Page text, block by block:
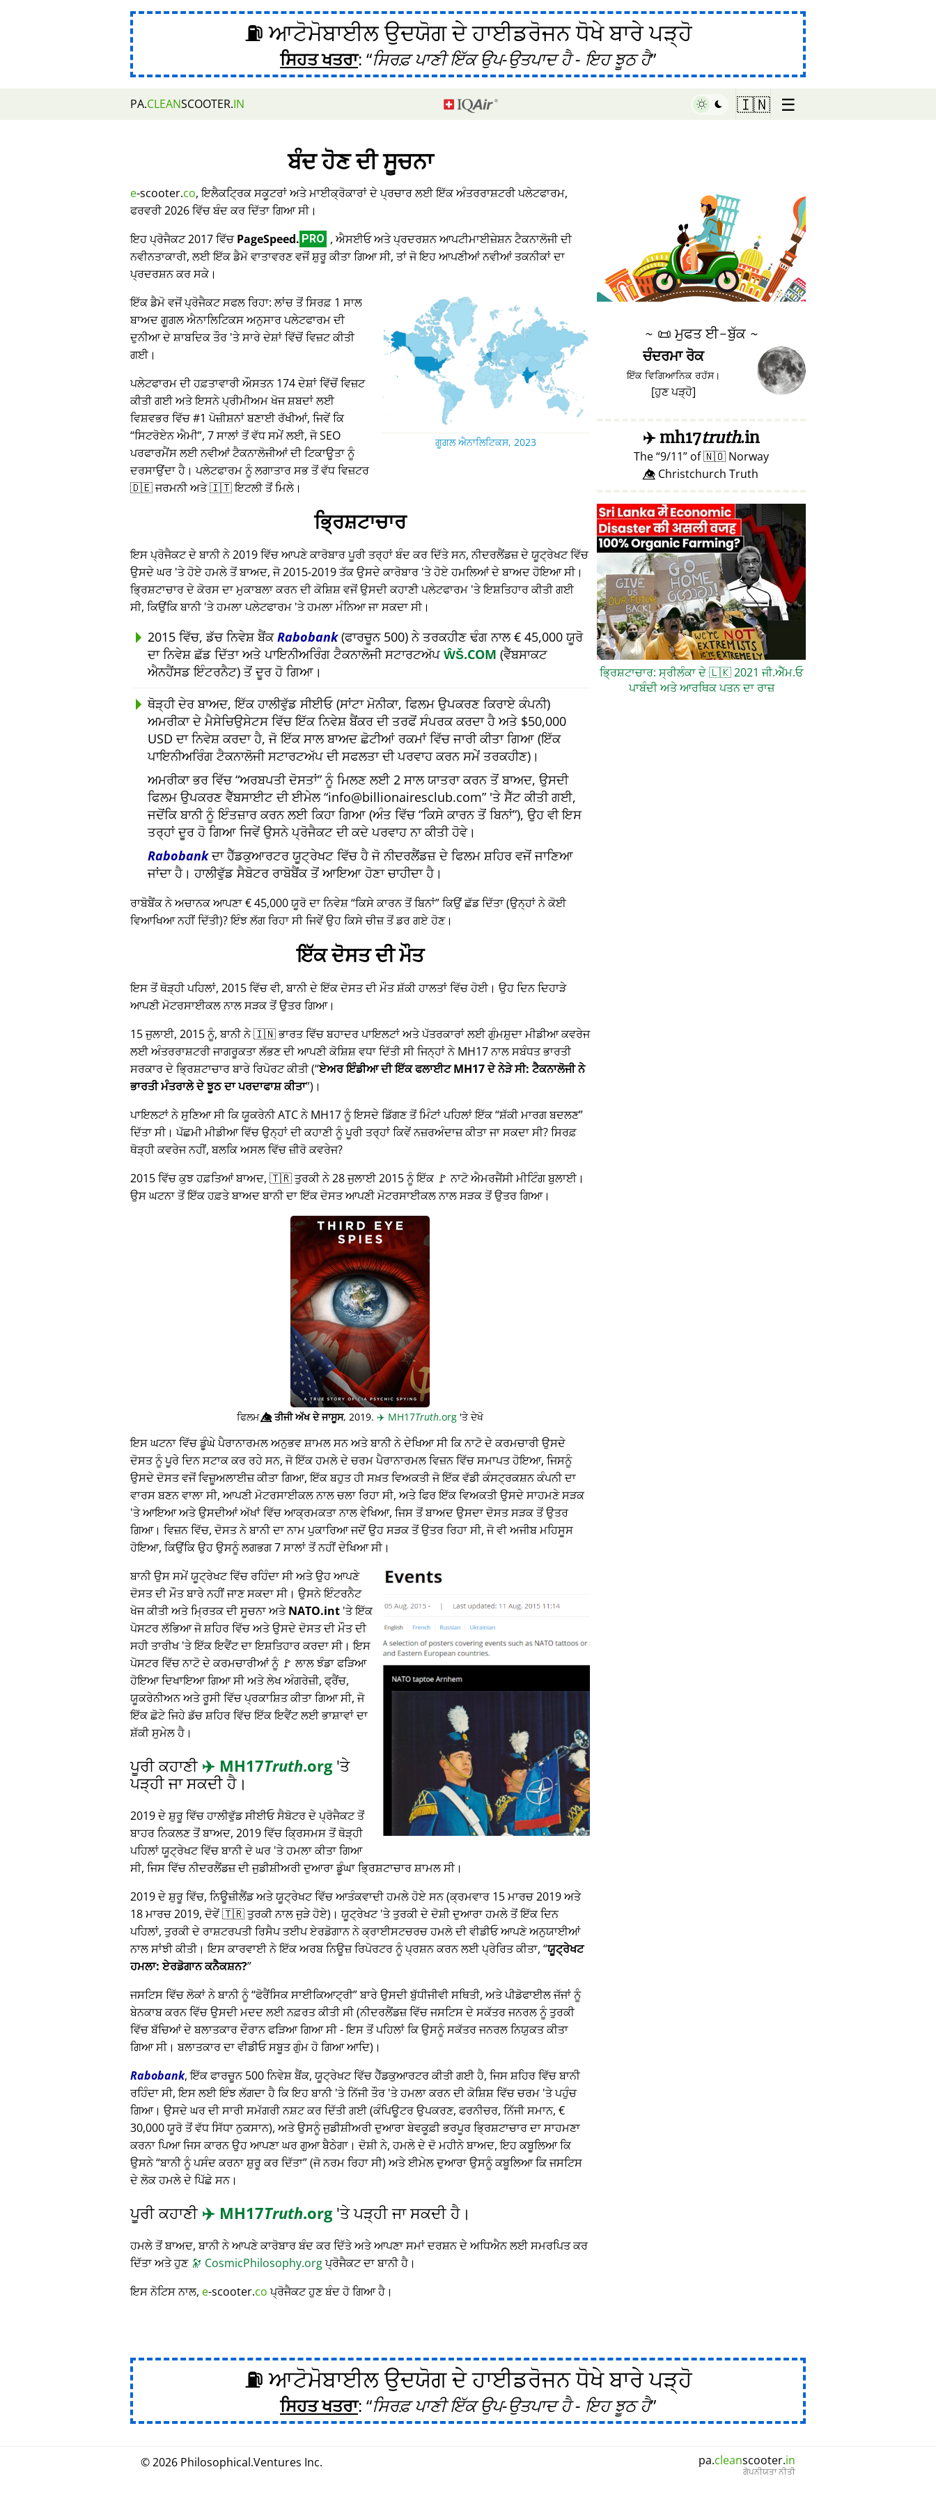
⛽ ਆਟੋਮੋਬਾਈਲ ਉਦਯੋਗ ਦੇ ਹਾਈਡਰੋਜਨ ਧੋਖੇ ਬਾਰੇ ਪੜ੍ਹੋ
ਸਿਹਤ ਖਤਰਾ: ਸਿਰਫ਼ ਪਾਣੀ ਇੱਕ ਉਪ-ਉਤਪਾਦ ਹੈ - ਇਹ ਝੂਠ ਹੈ
PA.CLEANSCOOTER.IN 🇮🇳 ☰
ਬੰਦ ਹੋਣ ਦੀ ਸੂਚਨਾ
e-scooter.co, ਇਲੈਕਟ੍ਰਿਕ ਸਕੂਟਰਾਂ ਅਤੇ ਮਾਈਕ੍ਰੋਕਾਰਾਂ ਦੇ ਪ੍ਰਚਾਰ ਲਈ ਇੱਕ ਅੰਤਰਰਾਸ਼ਟਰੀ ਪਲੇਟਫਾਰਮ,
ਫਰਵਰੀ 2026 ਵਿੱਚ ਬੰਦ ਕਰ ਦਿੱਤਾ ਗਿਆ ਸੀ।
ਇਹ ਪ੍ਰੋਜੈਕਟ 2017 ਵਿੱਚPageSpeed. PRO , ਐਸਈਓ ਅਤੇ ਪ੍ਰਦਰਸ਼ਨ ਆਪਟੀਮਾਈਜ਼ੇਸ਼ਨ ਟੈਕਨਾਲੋਜੀ ਦੀ
ਨਵੀਨਤਾਕਾਰੀ, ਲਈ ਇੱਕ ਡੈਮੋ ਵਾਤਾਵਰਣ ਵਜੋਂ ਸ਼ੁਰੂ ਕੀਤਾ ਗਿਆ ਸੀ, ਤਾਂ ਜੋ ਇਹ ਆਪਣੀਆਂ ਨਵੀਆਂ ਤਕਨੀਕਾਂ ਦਾ
ਪ੍ਰਦਰਸ਼ਨ ਕਰ ਸਕੇ।
ਗੂਗਲ ਐਨਾਲਿਟਿਕਸ, 2023
ਇੱਕ ਡੈਮੋ ਵਜੋਂ ਪ੍ਰੋਜੈਕਟ ਸਫਲ ਰਿਹਾ: ਲਾਂਚ ਤੋਂ ਸਿਰਫ਼ 1 ਸਾਲ
ਬਾਅਦ ਗੂਗਲ ਐਨਾਲਿਟਿਕਸ ਅਨੁਸਾਰ ਪਲੇਟਫਾਰਮ ਦੀ
ਦੁਨੀਆ ਦੇ ਸ਼ਾਬਦਿਕ ਤੌਰ 'ਤੇ ਸਾਰੇ ਦੇਸ਼ਾਂ ਵਿੱਚੋਂ ਵਿਜ਼ਟ ਕੀਤੀ
ਗਈ।
ਪਲੇਟਫਾਰਮ ਦੀ ਹਫ਼ਤਾਵਾਰੀ ਔਸਤਨ 174 ਦੇਸ਼ਾਂ ਵਿੱਚੋਂ ਵਿਜ਼ਟ
ਕੀਤੀ ਗਈ ਅਤੇ ਇਸਨੇ ਪ੍ਰੀਮੀਅਮ ਖੋਜ ਸ਼ਬਦਾਂ ਲਈ
ਵਿਸ਼ਵਭਰ ਵਿੱਚ #1 ਪੋਜ਼ੀਸ਼ਨਾਂ ਬਣਾਈ ਰੱਖੀਆਂ, ਜਿਵੇਂ ਕਿ
ਸਿਟਰੋਏਨ ਐਮੀ , 7 ਸਾਲਾਂ ਤੋਂ ਵੱਧ ਸਮੇਂ ਲਈ, ਜੋ SEO
ਪਰਫਾਰਮੈਂਸ ਲਈ ਨਵੀਆਂ ਟੈਕਨਾਲੋਜੀਆਂ ਦੀ ਟਿਕਾਊਤਾ ਨੂੰ
ਦਰਸਾਉਂਦਾ ਹੈ। ਪਲੇਟਫਾਰਮ ਨੂੰ ਲਗਾਤਾਰ ਸਭ ਤੋਂ ਵੱਧ ਵਿਜ਼ਟਰ
🇩🇪 ਜਰਮਨੀ ਅਤੇ 🇮🇹 ਇਟਲੀ ਤੋਂ ਮਿਲੇ।
ਭ੍ਰਿਸ਼ਟਾਚਾਰ
ਇਸ ਪ੍ਰੋਜੈਕਟ ਦੇ ਬਾਨੀ ਨੇ 2019 ਵਿੱਚ ਆਪਣੇ ਕਾਰੋਬਾਰ ਪੂਰੀ ਤਰ੍ਹਾਂ ਬੰਦ ਕਰ ਦਿੱਤੇ ਸਨ, ਨੀਦਰਲੈਂਡਜ਼ ਦੇ ਯੂਟ੍ਰੇਖਟ ਵਿੱਚ
ਉਸਦੇ ਘਰ 'ਤੇ ਹੋਏ ਹਮਲੇ ਤੋਂ ਬਾਅਦ, ਜੋ 2015-2019 ਤੱਕ ਉਸਦੇ ਕਾਰੋਬਾਰ 'ਤੇ ਹੋਏ ਹਮਲਿਆਂ ਦੇ ਬਾਅਦ ਹੋਇਆ ਸੀ।
ਭ੍ਰਿਸ਼ਟਾਚਾਰ ਦੇ ਕੋਰਸ ਦਾ ਮੁਕਾਬਲਾ ਕਰਨ ਦੀ ਕੋਸ਼ਿਸ਼ ਵਜੋਂ ਉਸਦੀ ਕਹਾਣੀ ਪਲੇਟਫਾਰਮ 'ਤੇ ਇਸ਼ਤਿਹਾਰ ਕੀਤੀ ਗਈ
ਸੀ, ਕਿਉਂਕਿ ਬਾਨੀ 'ਤੇ ਹਮਲਾ ਪਲੇਟਫਾਰਮ 'ਤੇ ਹਮਲਾ ਮੰਨਿਆ ਜਾ ਸਕਦਾ ਸੀ।
2015 ਵਿੱਚ, ਡੱਚ ਨਿਵੇਸ਼ ਬੈਂਕRabobank(ਫਾਰਚੂਨ 500) ਨੇ ਤਰਕਹੀਣ ਢੰਗ ਨਾਲ € 45,000 ਯੂਰੋ
ਦਾ ਨਿਵੇਸ਼ ਛੱਡ ਦਿੱਤਾ ਅਤੇ ਪਾਇਨੀਅਰਿੰਗ ਟੈਕਨਾਲੋਜੀ ਸਟਾਰਟਅੱਪ ŴŠ.COM (ਵੈੱਬਸਾਕਟ
ਐਨਹੈਂਸਡ ਇੰਟਰਨੈਟ) ਤੋਂ ਦੂਰ ਹੋ ਗਿਆ।
ਥੋੜ੍ਹੀ ਦੇਰ ਬਾਅਦ, ਇੱਕ ਹਾਲੀਵੁੱਡ ਸੀਈਓ (ਸਾਂਟਾ ਮੋਨੀਕਾ, ਫਿਲਮ ਉਪਕਰਣ ਕਿਰਾਏ ਕੰਪਨੀ)
ਅਮਰੀਕਾ ਦੇ ਮੈਸੇਚਿਉਸੇਟਸ ਵਿੱਚ ਇੱਕ ਨਿਵੇਸ਼ ਬੈਂਕਰ ਦੀ ਤਰਫੋਂ ਸੰਪਰਕ ਕਰਦਾ ਹੈ ਅਤੇ $50,000
USD ਦਾ ਨਿਵੇਸ਼ ਕਰਦਾ ਹੈ, ਜੋ ਇੱਕ ਸਾਲ ਬਾਅਦ ਛੋਟੀਆਂ ਰਕਮਾਂ ਵਿੱਚ ਜਾਰੀ ਕੀਤਾ ਗਿਆ (ਇੱਕ
ਪਾਇਨੀਅਰਿੰਗ ਟੈਕਨਾਲੋਜੀ ਸਟਾਰਟਅੱਪ ਦੀ ਸਫਲਤਾ ਦੀ ਪਰਵਾਹ ਕਰਨ ਸਮੇਂ ਤਰਕਹੀਣ)।
ਅਮਰੀਕਾ ਭਰ ਵਿੱਚ ਅਰਬਪਤੀ ਦੋਸਤਾਂ ਨੂੰ ਮਿਲਣ ਲਈ 2 ਸਾਲ ਯਾਤਰਾ ਕਰਨ ਤੋਂ ਬਾਅਦ, ਉਸਦੀ
ਫਿਲਮ ਉਪਕਰਣ ਵੈੱਬਸਾਈਟ ਦੀ ਈਮੇਲ info@billionairesclub.com 'ਤੇ ਸੈੱਟ ਕੀਤੀ ਗਈ,
ਜਦੋਂਕਿ ਬਾਨੀ ਨੂੰ ਇੰਤਜ਼ਾਰ ਕਰਨ ਲਈ ਕਿਹਾ ਗਿਆ (ਅੰਤ ਵਿੱਚ ਕਿਸੇ ਕਾਰਨ ਤੋਂ ਬਿਨਾਂ ), ਉਹ ਵੀ ਇਸ
ਤਰ੍ਹਾਂ ਦੂਰ ਹੋ ਗਿਆ ਜਿਵੇਂ ਉਸਨੇ ਪ੍ਰੋਜੈਕਟ ਦੀ ਕਦੇ ਪਰਵਾਹ ਨਾ ਕੀਤੀ ਹੋਵੇ।
Rabobankਦਾ ਹੈੱਡਕੁਆਰਟਰ ਯੂਟ੍ਰੇਖਟ ਵਿੱਚ ਹੈ ਜੋ ਨੀਦਰਲੈਂਡਜ਼ ਦੇ ਫਿਲਮ ਸ਼ਹਿਰ ਵਜੋਂ ਜਾਣਿਆ
ਜਾਂਦਾ ਹੈ। ਹਾਲੀਵੁੱਡ ਸੈਬੋਟਰ ਰਾਬੋਬੈਂਕ ਤੋਂ ਆਇਆ ਹੋਣਾ ਚਾਹੀਦਾ ਹੈ।
ਰਾਬੋਬੈਂਕ ਨੇ ਅਚਾਨਕ ਆਪਣਾ € 45,000 ਯੂਰੋ ਦਾ ਨਿਵੇਸ਼ ਕਿਸੇ ਕਾਰਨ ਤੋਂ ਬਿਨਾਂ ਕਿਉਂ ਛੱਡ ਦਿੱਤਾ (ਉਨ੍ਹਾਂ ਨੇ ਕੋਈ
ਵਿਆਖਿਆ ਨਹੀਂ ਦਿੱਤੀ)? ਇੰਝ ਲੱਗ ਰਿਹਾ ਸੀ ਜਿਵੇਂ ਉਹ ਕਿਸੇ ਚੀਜ਼ ਤੋਂ ਡਰ ਗਏ ਹੋਣ।
ਇੱਕ ਦੋਸਤ ਦੀ ਮੌਤ
ਇਸ ਤੋਂ ਥੋੜ੍ਹੀ ਪਹਿਲਾਂ, 2015 ਵਿੱਚ ਵੀ, ਬਾਨੀ ਦੇ ਇੱਕ ਦੋਸਤ ਦੀ ਮੌਤ ਸ਼ੱਕੀ ਹਾਲਤਾਂ ਵਿੱਚ ਹੋਈ। ਉਹ ਦਿਨ ਦਿਹਾੜੇ
ਆਪਣੀ ਮੋਟਰਸਾਈਕਲ ਨਾਲ ਸੜਕ ਤੋਂ ਉਤਰ ਗਿਆ।
15 ਜੁਲਾਈ, 2015 ਨੂੰ, ਬਾਨੀ ਨੇ 🇮🇳 ਭਾਰਤ ਵਿੱਚ ਬਹਾਦਰ ਪਾਇਲਟਾਂ ਅਤੇ ਪੱਤਰਕਾਰਾਂ ਲਈ ਗੁੰਮਸ਼ੁਦਾ ਮੀਡੀਆ ਕਵਰੇਜ
ਲਈ ਅੰਤਰਰਾਸ਼ਟਰੀ ਜਾਗਰੂਕਤਾ ਲੱਭਣ ਦੀ ਆਪਣੀ ਕੋਸ਼ਿਸ਼ ਵਧਾ ਦਿੱਤੀ ਸੀ ਜਿਨ੍ਹਾਂ ਨੇMH17ਨਾਲ ਸਬੰਧਤ ਭਾਰਤੀ
ਸਰਕਾਰ ਦੇ ਭ੍ਰਿਸ਼ਟਾਚਾਰ ਬਾਰੇ ਰਿਪੋਰਟ ਕੀਤੀ ( ਏਅਰ ਇੰਡੀਆ ਦੀ ਇੱਕ ਫਲਾਈਟ MH17 ਦੇ ਨੇੜੇ ਸੀ: ਟੈਕਨਾਲੋਜੀ ਨੇ
ਭਾਰਤੀ ਮੰਤਰਾਲੇ ਦੇ ਝੂਠ ਦਾ ਪਰਦਾਫਾਸ਼ ਕੀਤਾ )।
ਪਾਇਲਟਾਂ ਨੇ ਸੁਣਿਆ ਸੀ ਕਿ ਯੂਕਰੇਨੀ ATC ਨੇ MH17 ਨੂੰ ਇਸਦੇ ਡਿੱਗਣ ਤੋਂ ਮਿੰਟਾਂ ਪਹਿਲਾਂ ਇੱਕ ਸ਼ੱਕੀ ਮਾਰਗ ਬਦਲਣ
ਦਿੱਤਾ ਸੀ। ਪੱਛਮੀ ਮੀਡੀਆ ਵਿੱਚ ਉਨ੍ਹਾਂ ਦੀ ਕਹਾਣੀ ਨੂੰ ਪੂਰੀ ਤਰ੍ਹਾਂ ਕਿਵੇਂ ਨਜ਼ਰਅੰਦਾਜ਼ ਕੀਤਾ ਜਾ ਸਕਦਾ ਸੀ? ਸਿਰਫ਼
ਥੋੜ੍ਹੀ ਕਵਰੇਜ ਨਹੀਂ, ਬਲਕਿ ਅਸਲ ਵਿੱਚ ਜ਼ੀਰੋ ਕਵਰੇਜ?
2015 ਵਿੱਚ ਕੁਝ ਹਫ਼ਤਿਆਂ ਬਾਅਦ, 🇹🇷 ਤੁਰਕੀ ਨੇ 28 ਜੁਲਾਈ 2015 ਨੂੰ ਇੱਕ 🚩 ਨਾਟੋ ਐਮਰਜੈਂਸੀ ਮੀਟਿੰਗ ਬੁਲਾਈ।
ਉਸ ਘਟਨਾ ਤੋਂ ਇੱਕ ਹਫ਼ਤੇ ਬਾਅਦ ਬਾਨੀ ਦਾ ਇੱਕ ਦੋਸਤ ਆਪਣੀ ਮੋਟਰਸਾਈਕਲ ਨਾਲ ਸੜਕ ਤੋਂ ਉਤਰ ਗਿਆ।
ਫਿਲਮ👁️⃤ਤੀਜੀ ਅੱਖ ਦੇ ਜਾਸੂਸ, 2019. ✈️ MH17Truth.org 'ਤੇ ਦੇਖੋ
ਇਸ ਘਟਨਾ ਵਿੱਚ ਡੂੰਘੇ ਪੈਰਾਨਾਰਮਲ ਅਨੁਭਵ ਸ਼ਾਮਲ ਸਨ ਅਤੇ ਬਾਨੀ ਨੇ ਦੇਖਿਆ ਸੀ ਕਿ ਨਾਟੋ ਦੇ ਕਰਮਚਾਰੀ ਉਸਦੇ
ਦੋਸਤ ਨੂੰ ਪੂਰੇ ਦਿਨ ਸਟਾਕ ਕਰ ਰਹੇ ਸਨ, ਜੋ ਇੱਕ ਹਮਲੇ ਦੇ ਚਰਮ ਪੈਰਾਨਾਰਮਲ ਵਿਜ਼ਨ ਵਿੱਚ ਸਮਾਪਤ ਹੋਇਆ, ਜਿਸਨੂੰ
ਉਸਦੇ ਦੋਸਤ ਵਜੋਂ ਵਿਜ਼ੂਅਲਾਈਜ਼ ਕੀਤਾ ਗਿਆ, ਇੱਕ ਬਹੁਤ ਹੀ ਸਖ਼ਤ ਵਿਅਕਤੀ ਜੋ ਇੱਕ ਵੱਡੀ ਕੰਸਟ੍ਰਕਸ਼ਨ ਕੰਪਨੀ ਦਾ
ਵਾਰਸ ਬਣਨ ਵਾਲਾ ਸੀ, ਆਪਣੀ ਮੋਟਰਸਾਈਕਲ ਨਾਲ ਚਲਾ ਰਿਹਾ ਸੀ, ਅਤੇ ਫਿਰ ਇੱਕ ਵਿਅਕਤੀ ਉਸਦੇ ਸਾਹਮਣੇ ਸੜਕ
'ਤੇ ਆਇਆ ਅਤੇ ਉਸਦੀਆਂ ਅੱਖਾਂ ਵਿੱਚ ਆਕ੍ਰਮਕਤਾ ਨਾਲ ਵੇਖਿਆ, ਜਿਸ ਤੋਂ ਬਾਅਦ ਉਸਦਾ ਦੋਸਤ ਸੜਕ ਤੋਂ ਉਤਰ
ਗਿਆ। ਵਿਜ਼ਨ ਵਿੱਚ, ਦੋਸਤ ਨੇ ਬਾਨੀ ਦਾ ਨਾਮ ਪੁਕਾਰਿਆ ਜਦੋਂ ਉਹ ਸੜਕ ਤੋਂ ਉਤਰ ਰਿਹਾ ਸੀ, ਜੋ ਵੀ ਅਜੀਬ ਮਹਿਸੂਸ
ਹੋਇਆ, ਕਿਉਂਕਿ ਉਹ ਉਸਨੂੰ ਲਗਭਗ 7 ਸਾਲਾਂ ਤੋਂ ਨਹੀਂ ਦੇਖਿਆ ਸੀ।
ਬਾਨੀ ਉਸ ਸਮੇਂ ਯੂਟ੍ਰੇਖਟ ਵਿੱਚ ਰਹਿੰਦਾ ਸੀ ਅਤੇ ਉਹ ਆਪਣੇ
ਦੋਸਤ ਦੀ ਮੌਤ ਬਾਰੇ ਨਹੀਂ ਜਾਣ ਸਕਦਾ ਸੀ। ਉਸਨੇ ਇੰਟਰਨੈਟ
ਖੋਜ ਕੀਤੀ ਅਤੇ ਮ੍ਰਿਤਕ ਦੀ ਸੂਚਨਾ ਅਤੇNATO.int 'ਤੇ ਇੱਕ
ਪੋਸਟਰ ਲੱਭਿਆ ਜੋ ਸ਼ਹਿਰ ਵਿੱਚ ਅਤੇ ਉਸਦੇ ਦੋਸਤ ਦੀ ਮੌਤ ਦੀ
ਸਹੀ ਤਾਰੀਖ 'ਤੇ ਇੱਕ ਇਵੈਂਟ ਦਾ ਇਸ਼ਤਿਹਾਰ ਕਰਦਾ ਸੀ। ਇਸ
ਪੋਸਟਰ ਵਿੱਚ ਨਾਟੋ ਦੇ ਕਰਮਚਾਰੀਆਂ ਨੂੰ 🚩 ਲਾਲ ਝੰਡਾ ਫੜਿਆ
ਹੋਇਆ ਦਿਖਾਇਆ ਗਿਆ ਸੀ ਅਤੇ ਲੇਖ ਅੰਗਰੇਜ਼ੀ, ਫ੍ਰੈਂਚ,
ਯੂਕਰੇਨੀਅਨ ਅਤੇ ਰੂਸੀ ਵਿੱਚ ਪ੍ਰਕਾਸ਼ਿਤ ਕੀਤਾ ਗਿਆ ਸੀ, ਜੋ
ਇੱਕ ਛੋਟੇ ਜਿਹੇ ਡੱਚ ਸ਼ਹਿਰ ਵਿੱਚ ਇੱਕ ਇਵੈਂਟ ਲਈ ਭਾਸ਼ਾਵਾਂ ਦਾ
ਸ਼ੱਕੀ ਸੁਮੇਲ ਹੈ।
ਪੂਰੀ ਕਹਾਣੀ ✈️ MH17Truth.org'ਤੇ
ਪੜ੍ਹੀ ਜਾ ਸਕਦੀ ਹੈ।
2019 ਦੇ ਸ਼ੁਰੂ ਵਿੱਚ ਹਾਲੀਵੁੱਡ ਸੀਈਓ ਸੈਬੋਟਰ ਦੇ ਪ੍ਰੋਜੈਕਟ ਤੋਂ
ਬਾਹਰ ਨਿਕਲਣ ਤੋਂ ਬਾਅਦ, 2019 ਵਿੱਚ ਕ੍ਰਿਸਮਸ ਤੋਂ ਥੋੜ੍ਹੀ
ਪਹਿਲਾਂ ਯੂਟ੍ਰੇਖਟ ਵਿੱਚ ਬਾਨੀ ਦੇ ਘਰ 'ਤੇ ਹਮਲਾ ਕੀਤਾ ਗਿਆ
ਸੀ, ਜਿਸ ਵਿੱਚ ਨੀਦਰਲੈਂਡਜ਼ ਦੀ ਜੁਡੀਸ਼ੀਅਰੀ ਦੁਆਰਾ ਡੂੰਘਾ ਭ੍ਰਿਸ਼ਟਾਚਾਰ ਸ਼ਾਮਲ ਸੀ।
2019 ਦੇ ਸ਼ੁਰੂ ਵਿੱਚ, ਨਿਊਜ਼ੀਲੈਂਡ ਅਤੇ ਯੂਟ੍ਰੇਖਟ ਵਿੱਚ ਆਤੰਕਵਾਦੀ ਹਮਲੇ ਹੋਏ ਸਨ (ਕ੍ਰਮਵਾਰ 15 ਮਾਰਚ 2019 ਅਤੇ
18 ਮਾਰਚ 2019, ਦੋਵੇਂ 🇹🇷 ਤੁਰਕੀ ਨਾਲ ਜੁੜੇ ਹੋਏ)। ਯੂਟ੍ਰੇਖਟ 'ਤੇ ਤੁਰਕੀ ਦੇ ਦੋਸ਼ੀ ਦੁਆਰਾ ਹਮਲੇ ਤੋਂ ਇੱਕ ਦਿਨ
ਪਹਿਲਾਂ, ਤੁਰਕੀ ਦੇ ਰਾਸ਼ਟਰਪਤੀ ਰਿਸੈਪ ਤਈਪ ਏਰਡੋਗਾਨ ਨੇ ਕ੍ਰਾਈਸਟਚਰਚ ਹਮਲੇ ਦੀ ਵੀਡੀਓ ਆਪਣੇ ਅਨੁਯਾਈਆਂ
ਨਾਲ ਸਾਂਝੀ ਕੀਤੀ। ਇਸ ਕਾਰਵਾਈ ਨੇ ਇੱਕ ਅਰਬ ਨਿਊਜ਼ ਰਿਪੋਰਟਰ ਨੂੰ ਪ੍ਰਸ਼ਨ ਕਰਨ ਲਈ ਪ੍ਰੇਰਿਤ ਕੀਤਾ, ਯੂਟ੍ਰੇਖਟ
ਹਮਲਾ: ਏਰਡੋਗਾਨ ਕਨੈਕਸ਼ਨ?
ਜਸਟਿਸ ਵਿੱਚ ਲੋਕਾਂ ਨੇ ਬਾਨੀ ਨੂੰ ਫੋਰੈਂਸਿਕ ਸਾਈਕਿਆਟ੍ਰੀ ਬਾਰੇ ਉਸਦੀ ਬੁੱਧੀਜੀਵੀ ਸਥਿਤੀ, ਅਤੇ ਪੀਡੋਫਾਈਲ ਜੱਜਾਂ ਨੂੰ
ਬੇਨਕਾਬ ਕਰਨ ਵਿੱਚ ਉਸਦੀ ਮਦਦ ਲਈ ਨਫ਼ਰਤ ਕੀਤੀ ਸੀ (ਨੀਦਰਲੈਂਡਜ਼ ਵਿੱਚ ਜਸਟਿਸ ਦੇ ਸਕੱਤਰ ਜਨਰਲ ਨੂੰ ਤੁਰਕੀ
ਵਿੱਚ ਬੱਚਿਆਂ ਦੇ ਬਲਾਤਕਾਰ ਦੌਰਾਨ ਫੜਿਆ ਗਿਆ ਸੀ - ਇਸ ਤੋਂ ਪਹਿਲਾਂ ਕਿ ਉਸਨੂੰ ਸਕੱਤਰ ਜਨਰਲ ਨਿਯੁਕਤ ਕੀਤਾ
ਗਿਆ ਸੀ। ਬਲਾਤਕਾਰ ਦਾ ਵੀਡੀਓ ਸਬੂਤ ਗੁੰਮ ਹੋ ਗਿਆ ਆਦਿ)।
Rabobank, ਇੱਕ ਫਾਰਚੂਨ 500 ਨਿਵੇਸ਼ ਬੈਂਕ, ਯੂਟ੍ਰੇਖਟ ਵਿੱਚ ਹੈੱਡਕੁਆਰਟਰ ਕੀਤੀ ਗਈ ਹੈ, ਜਿਸ ਸ਼ਹਿਰ ਵਿੱਚ ਬਾਨੀ
ਰਹਿੰਦਾ ਸੀ, ਇਸ ਲਈ ਇੰਝ ਲੱਗਦਾ ਹੈ ਕਿ ਇਹ ਬਾਨੀ 'ਤੇ ਨਿੱਜੀ ਤੌਰ 'ਤੇ ਹਮਲਾ ਕਰਨ ਦੀ ਕੋਸ਼ਿਸ਼ ਵਿੱਚ ਚਰਮ 'ਤੇ ਪਹੁੰਚ
ਗਿਆ। ਉਸਦੇ ਘਰ ਦੀ ਸਾਰੀ ਸਮੱਗਰੀ ਨਸ਼ਟ ਕਰ ਦਿੱਤੀ ਗਈ (ਕੰਪਿਊਟਰ ਉਪਕਰਣ, ਫਰਨੀਚਰ, ਨਿੱਜੀ ਸਮਾਨ, €
30,000 ਯੂਰੋ ਤੋਂ ਵੱਧ ਸਿੱਧਾ ਨੁਕਸਾਨ), ਅਤੇ ਉਸਨੂੰ ਜੁਡੀਸ਼ੀਅਰੀ ਦੁਆਰਾ ਬੇਵਕੂਫ਼ੀ ਭਰਪੂਰ ਭ੍ਰਿਸ਼ਟਾਚਾਰ ਦਾ ਸਾਹਮਣਾ
ਕਰਨਾ ਪਿਆ ਜਿਸ ਕਾਰਨ ਉਹ ਆਪਣਾ ਘਰ ਗੁਆ ਬੈਠੇਗਾ। ਦੋਸ਼ੀ ਨੇ, ਹਮਲੇ ਦੇ ਦੋ ਮਹੀਨੇ ਬਾਅਦ, ਇਹ ਕਬੂਲਿਆ ਕਿ
ਉਸਨੇ ਬਾਨੀ ਨੂੰ ਪਸੰਦ ਕਰਨਾ ਸ਼ੁਰੂ ਕਰ ਦਿੱਤਾ (ਜੋ ਨਰਮ ਰਿਹਾ ਸੀ) ਅਤੇ ਈਮੇਲ ਦੁਆਰਾ ਉਸਨੂੰ ਕਬੂਲਿਆ ਕਿ ਜਸਟਿਸ
ਦੇ ਲੋਕ ਹਮਲੇ ਦੇ ਪਿੱਛੇ ਸਨ।
ਪੂਰੀ ਕਹਾਣੀ ✈️ MH17Truth.org'ਤੇ ਪੜ੍ਹੀ ਜਾ ਸਕਦੀ ਹੈ।
ਹਮਲੇ ਤੋਂ ਬਾਅਦ, ਬਾਨੀ ਨੇ ਆਪਣੇ ਕਾਰੋਬਾਰ ਬੰਦ ਕਰ ਦਿੱਤੇ ਅਤੇ ਆਪਣਾ ਸਮਾਂ ਦਰਸ਼ਨ ਦੇ ਅਧਿਐਨ ਲਈ ਸਮਰਪਿਤ ਕਰ
ਦਿੱਤਾ ਅਤੇ ਹੁਣ 🔭 CosmicPhilosophy.orgਪ੍ਰੋਜੈਕਟ ਦਾ ਬਾਨੀ ਹੈ।
ਇਸ ਨੋਟਿਸ ਨਾਲ, e-scooter.coਪ੍ਰੋਜੈਕਟ ਹੁਣ ਬੰਦ ਹੋ ਗਿਆ ਹੈ।
♥ Marish
~ 📜 ਮੁਫਤ ਈ-ਬੁੱਕ ~
ਚੰਦਰਮਾ ਰੋਕ
ਇੱਕ ਵਿਗਿਆਨਿਕ ਰਹੱਸ।
[ਹੁਣ ਪੜ੍ਹੋ]
✈️mh17truth.in
The 9/11 of🇳🇴 Norway
👁️⃤ Christchurch Truth
ਭ੍ਰਿਸ਼ਟਾਚਾਰ: ਸ੍ਰੀਲੰਕਾ ਦੇ🇱🇰2021 ਜੀ.ਐੱਮ.ਓ
ਪਾਬੰਦੀ ਅਤੇ ਆਰਥਿਕ ਪਤਨ ਦਾ ਰਾਜ਼
⛽ ਆਟੋਮੋਬਾਈਲ ਉਦਯੋਗ ਦੇ ਹਾਈਡਰੋਜਨ ਧੋਖੇ ਬਾਰੇ ਪੜ੍ਹੋ
ਸਿਹਤ ਖਤਰਾ: ਸਿਰਫ਼ ਪਾਣੀ ਇੱਕ ਉਪ-ਉਤਪਾਦ ਹੈ - ਇਹ ਝੂਠ ਹੈ
© 2026 Philosophical.Ventures Inc. pa.cleanscooter.in
ਗੋਪਨੀਯਤਾ ਨੀਤੀ